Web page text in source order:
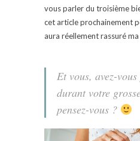
vous parler du troisième
cet article prochainement
aura réellement rassuré
Et vous, avez-
durant votre
pensez-vous ?